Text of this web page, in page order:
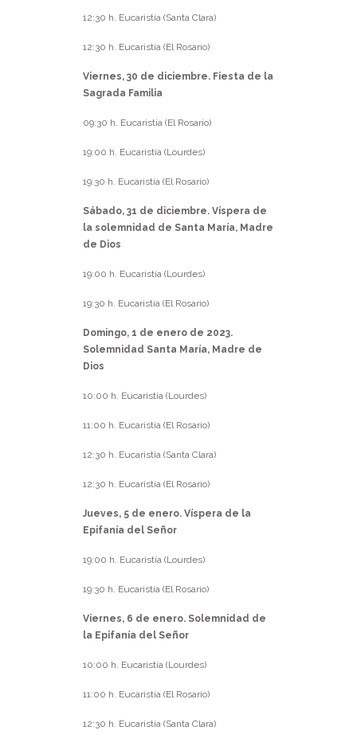
12:30 h. Eucaristía (Santa Clara)
12:30 h. Eucaristía (El Rosario)
Viernes, 30 de diciembre. Fiesta de la
Sagrada Familia
09:30 h. Eucaristía (El Rosario)
19:00 h. Eucaristía (Lourdes)
19:30 h. Eucaristía (El Rosario)
Sábado, 31 de diciembre. Víspera de
la solemnidad de Santa María, Madre
de Dios
19:00 h. Eucaristía (Lourdes)
19:30 h. Eucaristía (El Rosario)
Domingo, 1 de enero de 2023.
Solemnidad Santa María, Madre de
Dios
10:00 h. Eucaristía (Lourdes)
11:00 h. Eucaristía (El Rosario)
12:30 h. Eucaristía (Santa Clara)
12:30 h. Eucaristía (El Rosario)
Jueves, 5 de enero. Víspera de la
Epifanía del Señor
19:00 h. Eucaristía (Lourdes)
19:30 h. Eucaristía (El Rosario)
Viernes, 6 de enero. Solemnidad de
la Epifanía del Señor
10:00 h. Eucaristía (Lourdes)
11:00 h. Eucaristía (El Rosario)
12:30 h. Eucaristía (Santa Clara)